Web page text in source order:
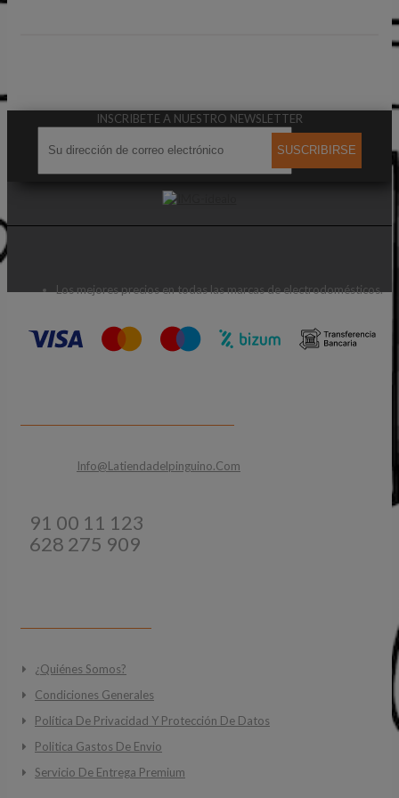
INSCRIBETE A NUESTRO NEWSLETTER
SUSCRIBIRSE
Los mejores precios en todas las marcas de electrodomésticos.
Info@latiendadelpinguino.com
91 00 11 123
628 275 909
¿Quiénes Somos?
Condiciones Generales
Política De Privacidad Y Protección De Datos
Politica Gastos De Envio
Servicio De Entrega Premium